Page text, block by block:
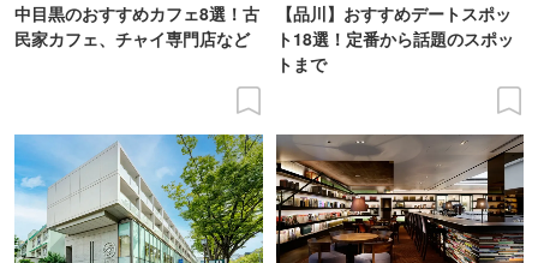
中目黒のおすすめカフェ8選！古
民家カフェ、チャイ専門店など
【品川】おすすめデートスポッ
ト18選！定番から話題のスポッ
トまで